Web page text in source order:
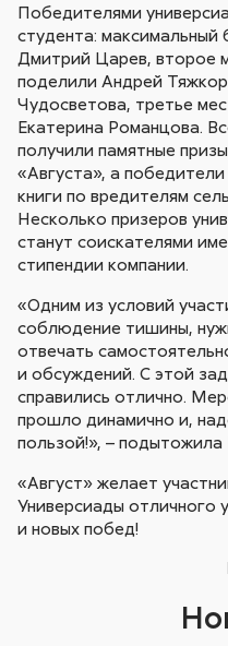
Победителями
студента: максимальный
Дмитрий Царев, второе
поделили Андрей
Чудосветова, третье
Екатерина Романцова.
получили памятные
«Августа», а победители
книги по вредителям
Несколько призеров
станут соискателями
стипендии компании.
«Одним из условий
соблюдение тишины,
отвечать
и обсуждений. С этой
справились отлично.
прошло динамично и,
пользой!», –
«Август» желает
Универсиады отличного
и новых побед!